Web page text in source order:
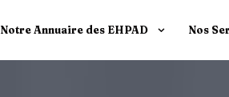
Notre Annuaire des EHPAD Nos